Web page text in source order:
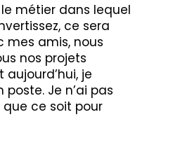
le métier dans lequel
ce sera
mes amis, nous
nos projets
je
Je n’ai pas
que ce soit pour